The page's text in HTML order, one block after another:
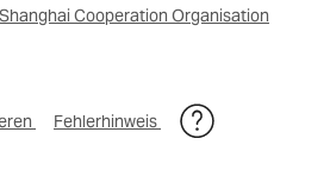
Cooperation Organisation
Fehlerhinweis